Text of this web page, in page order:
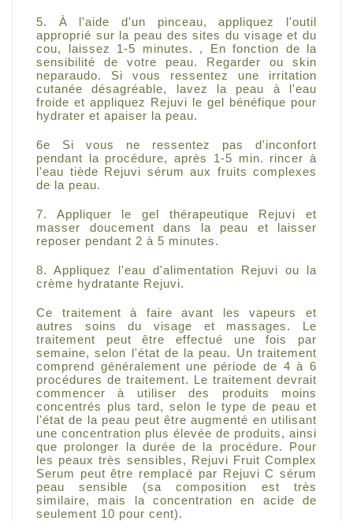
5. À l'aide d'un pinceau, appliquez l'outil
approprié sur la peau des sites du visage et du
cou, laissez 1-5 minutes. , En fonction de la
sensibilité de votre peau. Regarder ou skin
neparaudo. Si vous ressentez une irritation
cutanée désagréable, lavez la peau à l'eau
froide et appliquez Rejuvi le gel bénéfique pour
hydrater et apaiser la peau.
6e Si vous ne ressentez pas d'inconfort
pendant la procédure, après 1-5 min. rincer à
l'eau tiède Rejuvi sérum aux fruits complexes
de la peau.
7. Appliquer le gel thérapeutique Rejuvi et
masser doucement dans la peau et laisser
reposer pendant 2 à 5 minutes.
8. Appliquez l'eau d'alimentation Rejuvi ou la
crème hydratante Rejuvi.
Ce traitement à faire avant les vapeurs et
autres soins du visage et massages. Le
traitement peut être effectué une fois par
semaine, selon l'état de la peau. Un traitement
comprend généralement une période de 4 à 6
procédures de traitement. Le traitement devrait
commencer à utiliser des produits moins
concentrés plus tard, selon le type de peau et
l'état de la peau peut être augmenté en utilisant
une concentration plus élevée de produits, ainsi
que prolonger la durée de la procédure. Pour
les peaux très sensibles, Rejuvi Fruit Complex
Serum peut être remplacé par Rejuvi C sérum
peau sensible (sa composition est très
similaire, mais la concentration en acide de
seulement 10 pour cent).